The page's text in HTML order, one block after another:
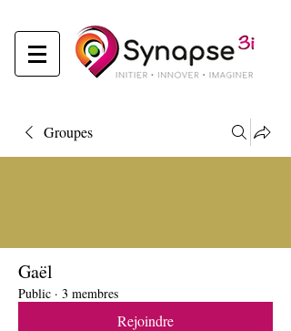
Groupes
Gaël
Public · 3 membres
Rejoindre